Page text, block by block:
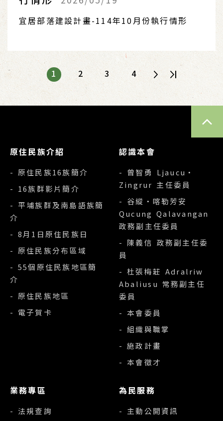
宜居部落建設計畫-114年10月份執行情形
1 2 3 4
原住民族介紹
- 原住民族16族簡介
- 16族群影片簡介
- 平埔族群及南島語族簡
介
- 8月1日原住民族日
- 原住民族分布區域
- 55個原住民族地區簡
介
- 原住民族地區
- 電子賀卡
認識本會
- 曾智勇 Ljaucu‧
Zingrur 主任委員
- 谷縱‧喀勒芳安
Qucung Qalavangan
政務副主任委員
- 陳義信 政務副主任委
員
- 杜張梅莊 Adralriw
Abaliusu 常務副主任
委員
- 本會委員
- 組織與職掌
- 施政計畫
- 本會徵才
業務專區
- 法規查詢
為民服務
- 主動公開資訊